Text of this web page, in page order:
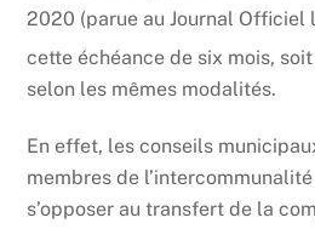
2020 (parue au Journal Officiel
cette échéance de six mois, soit
selon les mêmes modalités.
En effet, les conseils
membres de
s’opposer au transfert de la